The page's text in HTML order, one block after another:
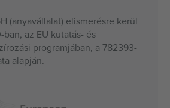
(anyavállalat) elismerésre kerül
az EU kutatás- és
programjában, a 782393-
alapján.